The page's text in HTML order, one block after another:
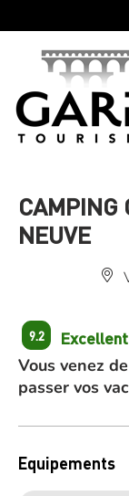
CAMPING
NEUVE
9.2 Excellent
Vous venez
passer vos
Equipements